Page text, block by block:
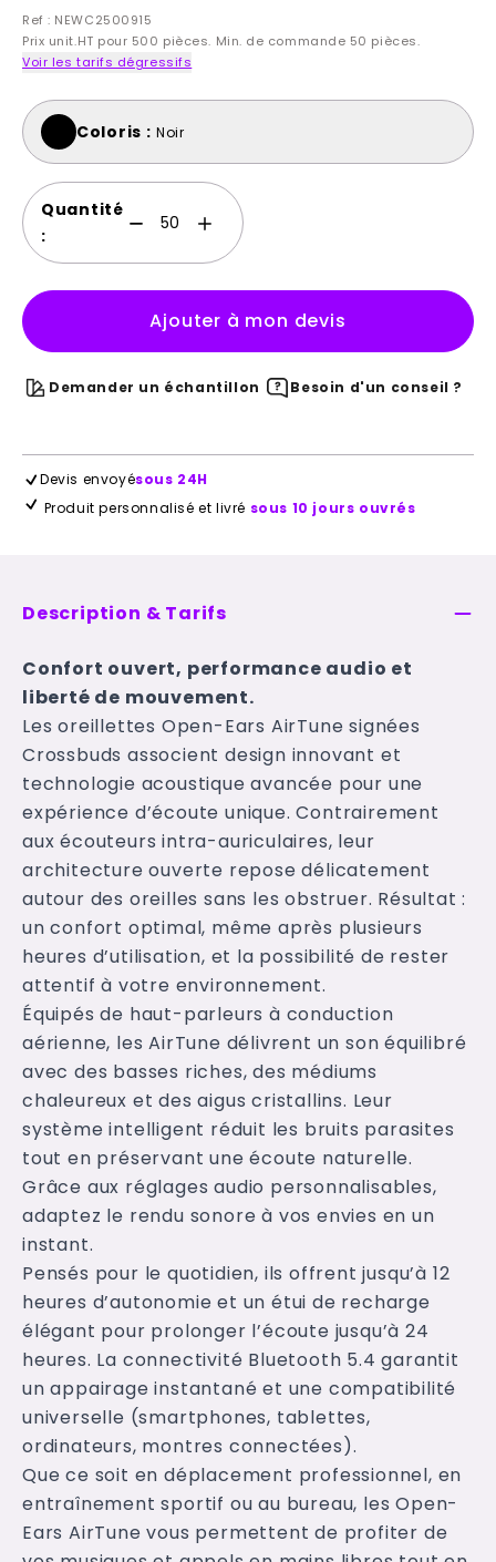
Ref : NEWC2500915
Prix unit.HT pour 500 pièces. Min. de commande 50 pièces.
Voir les tarifs dégressifs
Coloris : Noir
Quantité
:
Ajouter à mon devis
Demander un échantillon Besoin d'un conseil ?
Devis envoyésous 24H
Produit personnalisé et livré sous 10 jours ouvrés
Description & Tarifs
Confort ouvert, performance audio et
liberté de mouvement.
Les oreillettes Open-Ears AirTune signées
Crossbuds associent design innovant et
technologie acoustique avancée pour une
expérience d’écoute unique. Contrairement
aux écouteurs intra-auriculaires, leur
architecture ouverte repose délicatement
autour des oreilles sans les obstruer. Résultat :
un confort optimal, même après plusieurs
heures d’utilisation, et la possibilité de rester
attentif à votre environnement.
Équipés de haut-parleurs à conduction
aérienne, les AirTune délivrent un son équilibré
avec des basses riches, des médiums
chaleureux et des aigus cristallins. Leur
système intelligent réduit les bruits parasites
tout en préservant une écoute naturelle.
Grâce aux réglages audio personnalisables,
adaptez le rendu sonore à vos envies en un
instant.
Pensés pour le quotidien, ils offrent jusqu’à 12
heures d’autonomie et un étui de recharge
élégant pour prolonger l’écoute jusqu’à 24
heures. La connectivité Bluetooth 5.4 garantit
un appairage instantané et une compatibilité
universelle (smartphones, tablettes,
ordinateurs, montres connectées).
Que ce soit en déplacement professionnel, en
entraînement sportif ou au bureau, les Open-
Ears AirTune vous permettent de profiter de